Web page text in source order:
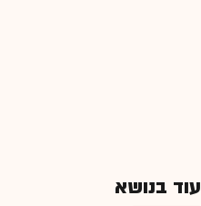
עוד בנושא